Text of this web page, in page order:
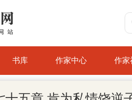
书库 作家中心 作家